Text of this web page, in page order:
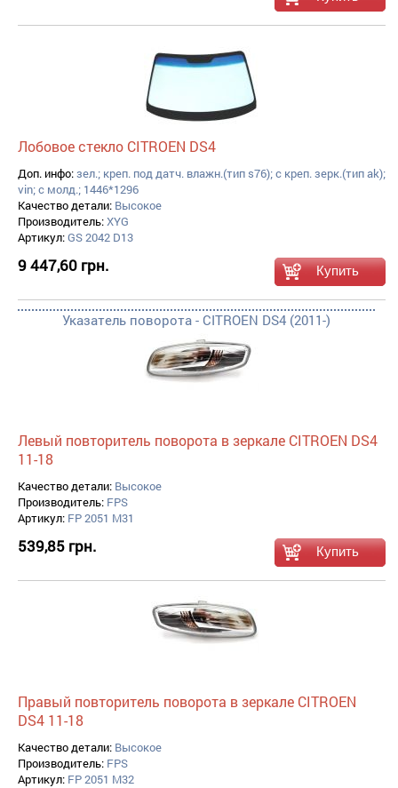
Лобовое стекло CITROEN DS4
Доп. инфо:зел.; креп. под датч. влажн.(тип s76); с креп. зерк.(тип ak);
vin; с молд.; 1446*1296
Качество детали: Высокое
Производитель:XYG
Артикул:GS 2042 D13
9 447,60 грн.
Указатель поворота - CITROEN DS4 (2011-)
Левый повторитель поворота в зеркале CITROEN DS4
11-18
Качество детали: Высокое
Производитель: FPS
Артикул: FP 2051 M31
539,85 грн.
Правый повторитель поворота в зеркале CITROEN
DS4 11-18
Качество детали: Высокое
Производитель: FPS
Артикул: FP 2051 M32